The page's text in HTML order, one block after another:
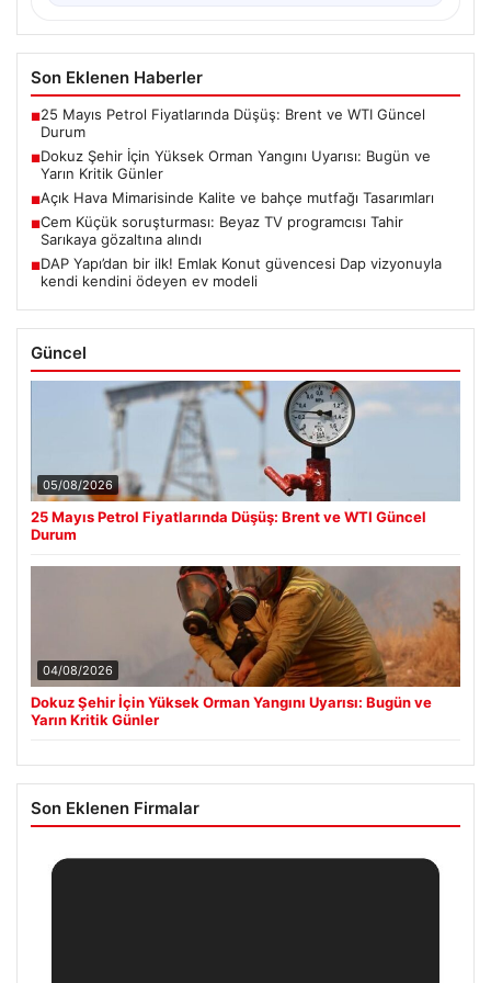
Son Eklenen Haberler
■25 Mayıs Petrol Fiyatlarında Düşüş: Brent ve WTI Güncel
Durum
■Dokuz Şehir İçin Yüksek Orman Yangını Uyarısı: Bugün ve
Yarın Kritik Günler
■Açık Hava Mimarisinde Kalite ve bahçe mutfağı Tasarımları
■Cem Küçük soruşturması: Beyaz TV programcısı Tahir
Sarıkaya gözaltına alındı
■DAP Yapı’dan bir ilk! Emlak Konut güvencesi Dap vizyonuyla
kendi kendini ödeyen ev modeli
Güncel
05/08/2026
25 Mayıs Petrol Fiyatlarında Düşüş: Brent ve WTI Güncel
Durum
04/08/2026
Dokuz Şehir İçin Yüksek Orman Yangını Uyarısı: Bugün ve
Yarın Kritik Günler
Son Eklenen Firmalar